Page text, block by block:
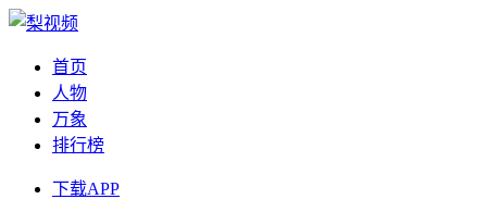
首页
人物
万象
排行榜
下载APP